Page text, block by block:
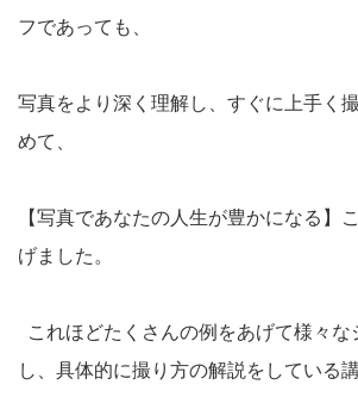
フであっても、
写真をより深く理解し、すぐに上手く
めて、
【写真であなたの人生が豊かになる】
げました。
これほどたくさんの例をあげて様々な
し、具体的に撮り方の解説をしている